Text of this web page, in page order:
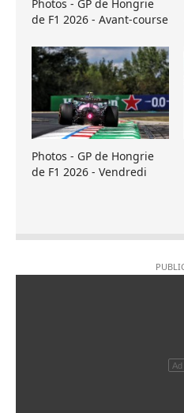
Photos - GP de Hongrie
de F1 2026 - Avant-course
Photos - GP de Hongrie
de F1 2026 - Vendredi